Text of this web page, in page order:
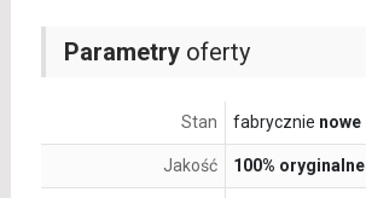
Parametryoferty
Stan fabrycznie nowe
Jakość 100% oryginalne